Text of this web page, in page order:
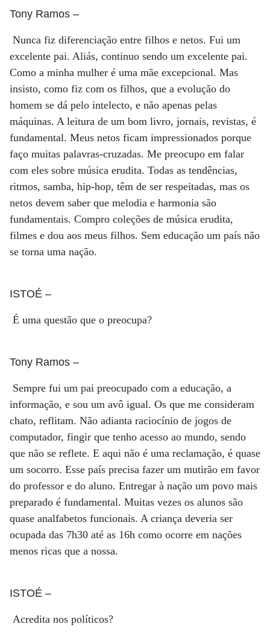
Tony Ramos –
Nunca fiz diferenciação entre filhos e netos. Fui um
excelente pai. Aliás, continuo sendo um excelente pai.
Como a minha mulher é uma mãe excepcional. Mas
insisto, como fiz com os filhos, que a evolução do
homem se dá pelo intelecto, e não apenas pelas
máquinas. A leitura de um bom livro, jornais, revistas, é
fundamental. Meus netos ficam impressionados porque
faço muitas palavras-cruzadas. Me preocupo em falar
com eles sobre música erudita. Todas as tendências,
ritmos, samba, hip-hop, têm de ser respeitadas, mas os
netos devem saber que melodia e harmonia são
fundamentais. Compro coleções de música erudita,
filmes e dou aos meus filhos. Sem educação um país não
se torna uma nação.
ISTOÉ –
É uma questão que o preocupa?
Tony Ramos –
Sempre fui um pai preocupado com a educação, a
informação, e sou um avô igual. Os que me consideram
chato, reflitam. Não adianta raciocínio de jogos de
computador, fingir que tenho acesso ao mundo, sendo
que não se reflete. E aqui não é uma reclamação, é quase
um socorro. Esse país precisa fazer um mutirão em favor
do professor e do aluno. Entregar à nação um povo mais
preparado é fundamental. Muitas vezes os alunos são
quase analfabetos funcionais. A criança deveria ser
ocupada das 7h30 até as 16h como ocorre em nações
menos ricas que a nossa.
ISTOÉ –
Acredita nos políticos?